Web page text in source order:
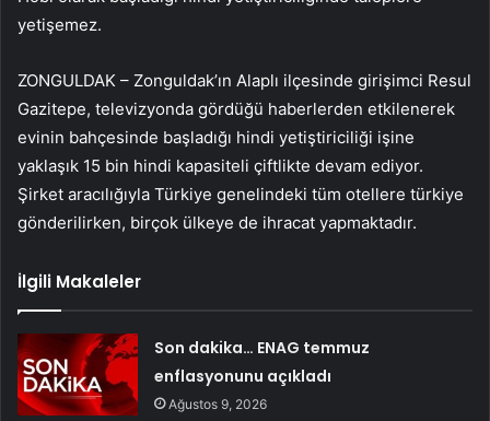
yetişemez.
ZONGULDAK – Zonguldak’ın Alaplı ilçesinde girişimci Resul
Gazitepe, televizyonda gördüğü haberlerden etkilenerek
evinin bahçesinde başladığı hindi yetiştiriciliği işine
yaklaşık 15 bin hindi kapasiteli çiftlikte devam ediyor.
Şirket aracılığıyla Türkiye genelindeki tüm otellere türkiye
gönderilirken, birçok ülkeye de ihracat yapmaktadır.
İlgili Makaleler
Son dakika… ENAG temmuz
enflasyonunu açıkladı
Ağustos 9, 2026